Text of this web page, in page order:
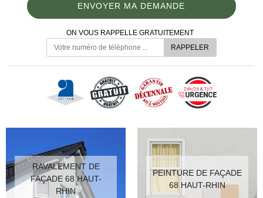
ON VOUS RAPPELLE GRATUITEMENT
RAVALEMENT DE
FAÇADE 68 HAUT-
RHIN
PEINTURE DE FAÇADE
68 HAUT-RHIN